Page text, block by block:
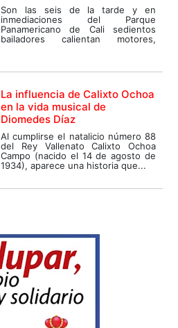
Son las seis de la tarde y en
inmediaciones del Parque
Panamericano de Cali sedientos
bailadores calientan motores,
La influencia de Calixto Ochoa
en la vida musical de
Diomedes Díaz
Al cumplirse el natalicio número 88
del Rey Vallenato Calixto Ochoa
Campo (nacido el 14 de agosto de
1934), aparece una historia que...